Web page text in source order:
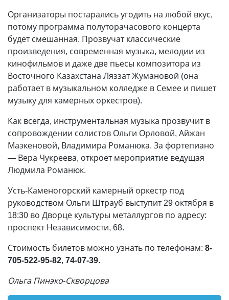
Организаторы постарались угодить на любой вкус,
потому программа полуторачасового концерта
будет смешанная. Прозвучат классические
произведения, современная музыка, мелодии из
кинофильмов и даже две пьесы композитора из
Восточного Казахстана Ляззат Жумановой (она
работает в музыкальном колледже в Семее и пишет
музыку для камерных оркестров).
Как всегда, инструментальная музыка прозвучит в
сопровождении солистов Ольги Орловой, Айжан
Мазкеновой, Владимира Романюка. За фортепиано
— Вера Чукреева, откроет мероприятие ведущая
Людмила Романюк.
Усть-Каменогорский камерный оркестр под
руководством Ольги Штрауб выступит 29 октября в
18:30 во Дворце культуры металлургов по адресу:
проспект Независимости, 68.
Стоимость билетов можно узнать по телефонам: 8-
705-522-95-82, 74-07-39.
Ольга Пинэко-Скворцова